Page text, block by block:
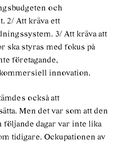
och
2/ Att kräva ett
3/ Att kräva att
ska styras med fokus på
företagande,
innovation.
också att
Men det var som att den
följande dagar var inte lika
tidigare. Ockupationen av